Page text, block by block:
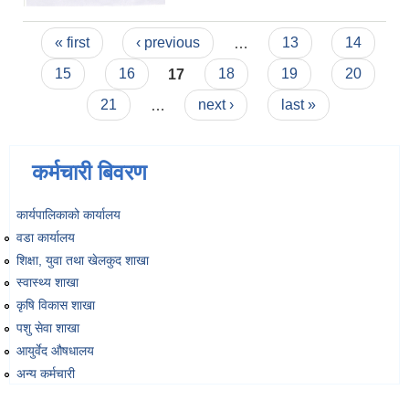
Pages
« first ‹ previous 13
14
15
16 17 18 19
20
21
next › last »
कर्मचारी बिवरण
कार्यपालिकाको कार्यालय
वडा कार्यालय
शिक्षा, युवा तथा खेलकुद शाखा
स्वास्थ्य शाखा
कृषि विकास शाखा
पशु सेवा शाखा
आयुर्वेद औषधालय
अन्य कर्मचारी